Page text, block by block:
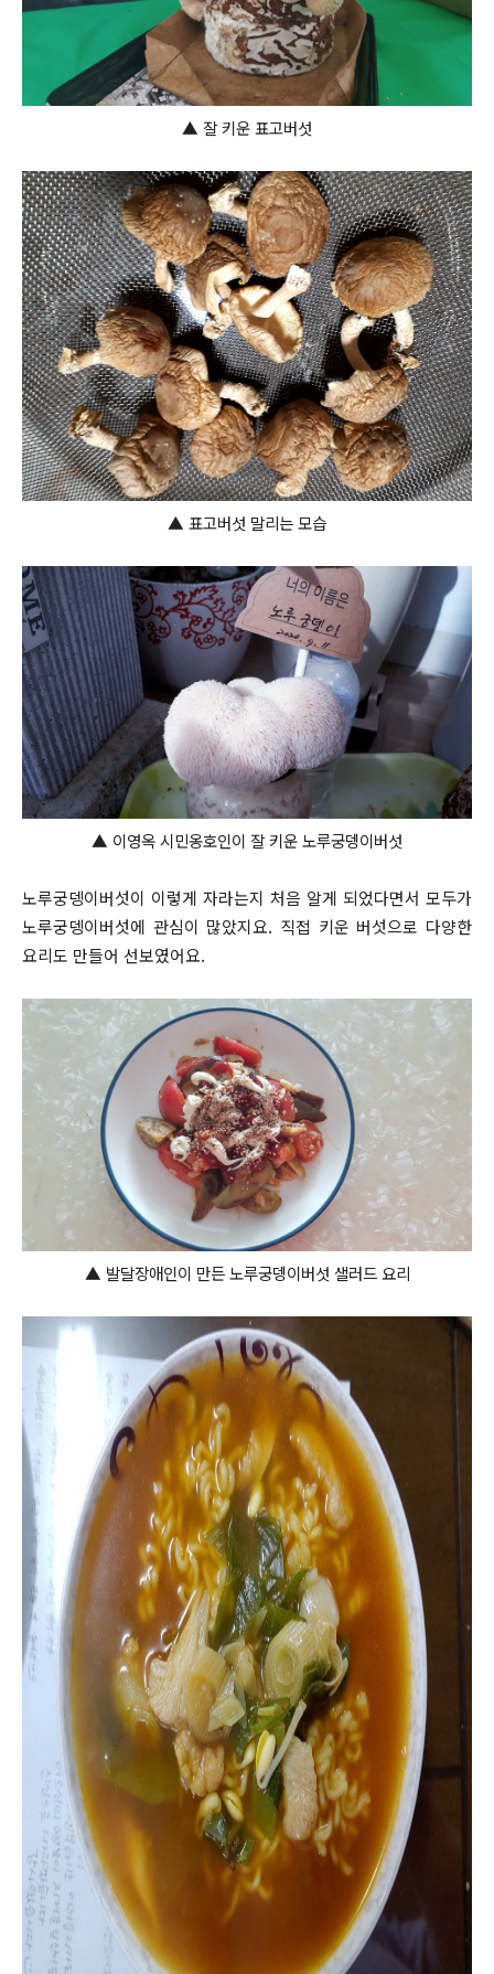
▲ 잘 키운 표고버섯
▲ 표고버섯 말리는 모습
▲ 이영옥 시민옹호인이 잘 키운 노루궁뎅이버섯
노루궁뎅이버섯이 이렇게 자라는지 처음 알게 되었다면서 모두가
노루궁뎅이버섯에 관심이 많았지요. 직접 키운 버섯으로 다양한
요리도 만들어 선보였어요.
▲ 발달장애인이 만든 노루궁뎅이버섯 샐러드 요리